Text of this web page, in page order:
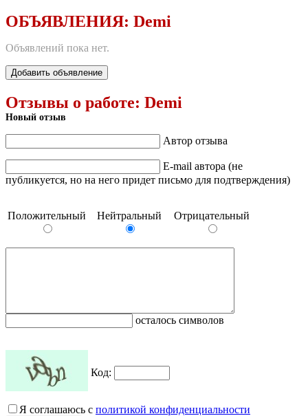
ОБЪЯВЛЕНИЯ: Demi
Объявлений пока нет.
Добавить объявление
Отзывы о работе: Demi
Новый отзыв
Автор отзыва
E-mail автора (не
публикуется, но на него придет письмо для подтверждения)
Положительный Нейтральный Отрицательный
осталось символов
Код:
Я соглашаюсь с политикой конфиденциальности